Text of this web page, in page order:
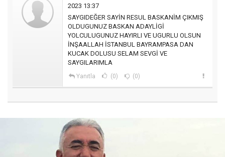
2023 13:37
SAYGIDEĞER SAYİN RESUL BASKANİM ÇIKMIŞ
OLDUGUNUZ BASKAN ADAYLİGİ
YOLCULUGUNUZ HAYIRLI VE UGURLU OLSUN
İNŞAALLAH İSTANBUL BAYRAMPASA DAN
KUCAK DOLUSU SELAM SEVGİ VE
SAYGILARIMLA
Yanıtla (0) (0)